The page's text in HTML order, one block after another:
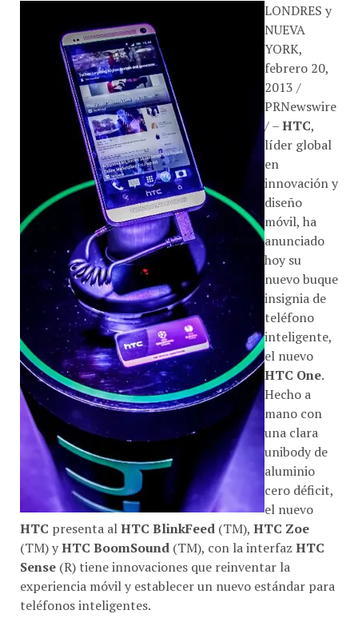
LONDRES y
NUEVA
YORK,
febrero 20,
2013 /
PRNewswire
/ –HTC,
líder global
en
innovación y
diseño
móvil, ha
anunciado
hoy su
nuevo buque
insignia de
teléfono
inteligente,
el nuevo
HTC One.
Hecho a
mano con
una clara
unibody de
aluminio
cero déficit,
el nuevo
HTC presenta alHTC BlinkFeed (TM), HTC Zoe
(TM) yHTC BoomSound (TM), con la interfaz HTC
Sense (R) tiene innovaciones que reinventar la
experiencia móvil y establecer un nuevo estándar para
teléfonos inteligentes.